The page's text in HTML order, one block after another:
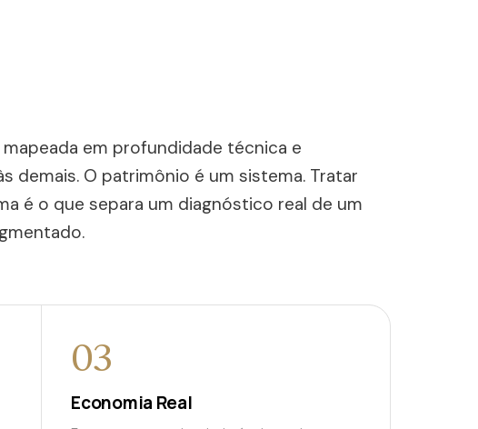
mapeada em profundidade técnica e
demais. O patrimônio é um sistema. Tratar
é o que separa um diagnóstico real de um
03
Economia Real